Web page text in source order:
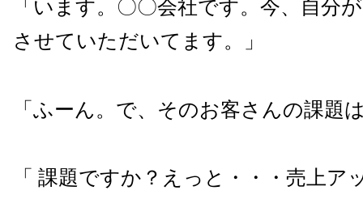
「います。〇〇会社です。今、自分
させていただいてます。」
「ふーん。で、そのお客さんの課題
「 課題ですか？えっと・・・売上ア